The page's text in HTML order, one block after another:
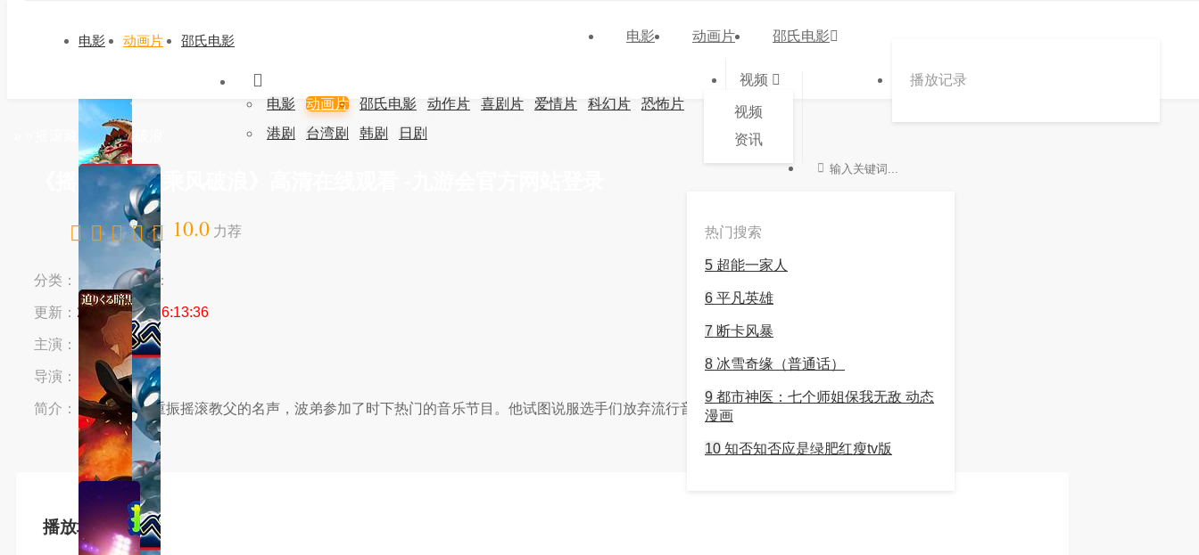
电影 动画片 邵氏电影
播放记录
电影 动画片 邵氏电影
电影 动画片 邵氏电影 动作片 喜剧片 爱情片 科幻片
恐怖片
港剧
台湾剧 韩剧 日剧
视频
视频
资讯
热门搜索
5 超能一家人
6 平凡英雄
7 断卡风暴
8 冰雪奇缘（普通话）
9 都市神医：七个师姐保我无敌 动态
漫画
10 知否知否应是绿肥红瘦tv版
摇滚藏獒：乘风破浪
《摇滚藏獒：乘风破浪》高清在线观看 -九游会官方网站登录
10.0 力荐
分类： 地区： 年份：
更新： 2024-03-16 16:13:36
主演：
导演：
简介： 简介：为了重振摇滚教父的名声，波弟参加了时下热门的音乐节目。他试图说服选手们放弃流行音乐，选择摇滚音乐。但...详情
播放地址